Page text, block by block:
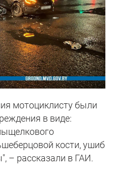
мотоциклисту были
в виде:
кости, ушиб
– рассказали в ГАИ.